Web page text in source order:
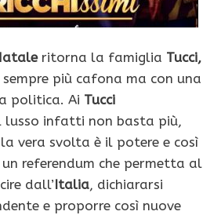
ritorna la famiglia Tucci,
sempre più cafona ma con una
politica. Ai Tucci
lusso infatti non basta più,
vera svolta è il potere e così
referendum che permetta al
dall’Italia, dichiararsi
e proporre così nuove